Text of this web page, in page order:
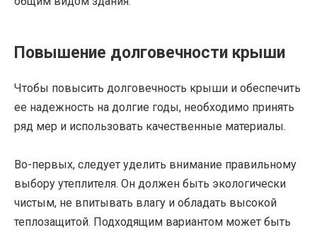
Повышение долговечности крыши
Чтобы повысить долговечность крыши и обеспечить
ее надежность на долгие годы, необходимо принять
ряд мер и использовать качественные материалы.
Во-первых, следует уделить внимание правильному
выбору утеплителя. Он должен быть экологически
чистым, не впитывать влагу и обладать высокой
теплозащитой. Подходящим вариантом может быть